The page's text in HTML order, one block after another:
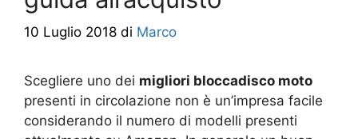
10 Luglio 2018 di Marco
Scegliere uno dei migliori bloccadisco moto
presenti in circolazione non è un’impresa facile
considerando il numero di modelli presenti